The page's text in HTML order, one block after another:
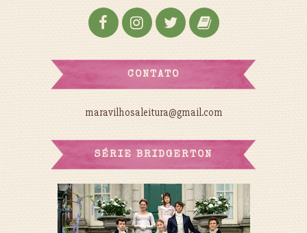
CONTATO
maravilhosaleitura@gmail.com
SÉRIE BRIDGERTON